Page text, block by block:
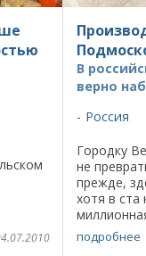
В
верно
Россия
Городку
не
прежде,
хотя в
Ефимович,
подробнее